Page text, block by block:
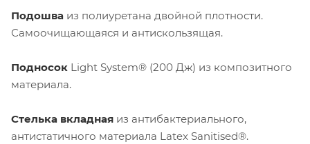
Подошва из полиуретана двойной плотности.
Самоочищающаяся и антискользящая.
Подносок Light System® (200 Дж) из композитного
материала.
Стелька вкладная из антибактериального,
антистатичного материала Latex Sanitised®.